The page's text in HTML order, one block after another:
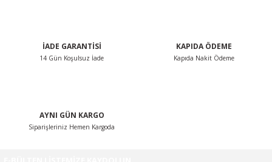
İADE GARANTİSİ
14 Gün Koşulsuz İade
KAPIDA ÖDEME
Kapıda Nakit Ödeme
AYNI GÜN KARGO
Siparişleriniz Hemen Kargoda